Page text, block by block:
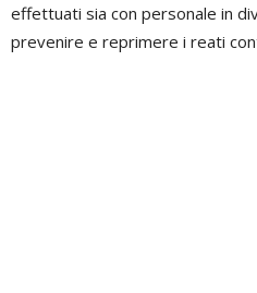
effettuati sia con personale in
prevenire e reprimere i reati